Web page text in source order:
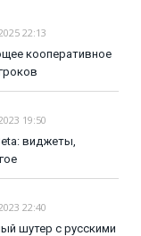
22:13
кооперативное
19:50
виджеты,
22:40
шутер с русскими